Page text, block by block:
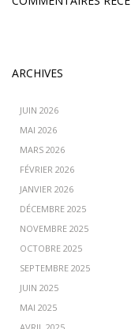
ARCHIVES
JUIN 2026
MAI 2026
MARS 2026
FÉVRIER 2026
JANVIER 2026
DÉCEMBRE 2025
NOVEMBRE 2025
OCTOBRE 2025
SEPTEMBRE 2025
JUIN 2025
MAI 2025